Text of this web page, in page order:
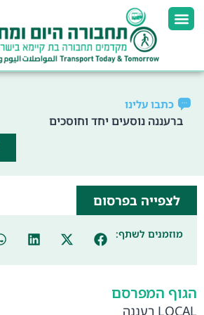
כתבו עלינו
ברעננה נוסעים יחד וחוסכים
לצפייה בפרסום
מוזמנים לשתף:
הגוף המפרסם
LOCAL רעננה